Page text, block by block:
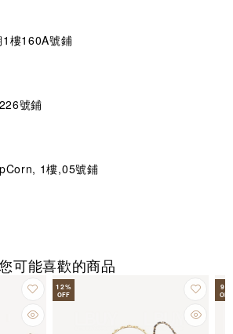
樓160A號鋪
號鋪
1樓,05號鋪
可能喜歡的商品
12%
OFF
9
OFF